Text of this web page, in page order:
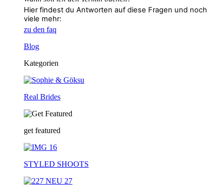
Hier findest du Antworten auf diese Fragen und noch
viele mehr:
zu den faq
Blog
Kategorien
Real Brides
get featured
STYLED SHOOTS